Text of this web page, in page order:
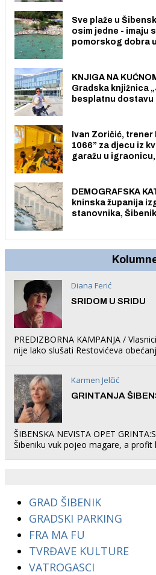
Sve plaže u
osim jedne - imaju
pomorskog dobra
KNJIGA NA
Gradska knjižnica
besplatnu dostavu
Ivan Zoričić, trener
1066” za djecu iz
garažu u
DEMOGRAFSKA
kninska županija
stanovnika,
Diana Ferić
SRIDOM U SRIDU
PREDIZBORNA KAMPANJA /
nije lako slušati Restovićeva
Karmen Jelčić
GRINTANJA
ŠIBENSKA NEVISTA OPET
Šibeniku vuk pojeo magare, a
GRAD ŠIBENIK
GRADSKI PARKING
FRA MA FU
TVRĐAVE KULTURE
VATROGASCI